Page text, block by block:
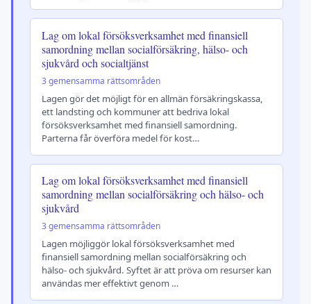
Lag om lokal försöksverksamhet med finansiell
samordning mellan socialförsäkring, hälso- och
sjukvård och socialtjänst
3 gemensamma rättsområden
Lagen gör det möjligt för en allmän försäkringskassa,
ett landsting och kommuner att bedriva lokal
försöksverksamhet med finansiell samordning.
Parterna får överföra medel för kost…
Lag om lokal försöksverksamhet med finansiell
samordning mellan socialförsäkring och hälso- och
sjukvård
3 gemensamma rättsområden
Lagen möjliggör lokal försöksverksamhet med
finansiell samordning mellan socialförsäkring och
hälso- och sjukvård. Syftet är att pröva om resurser kan
användas mer effektivt genom …